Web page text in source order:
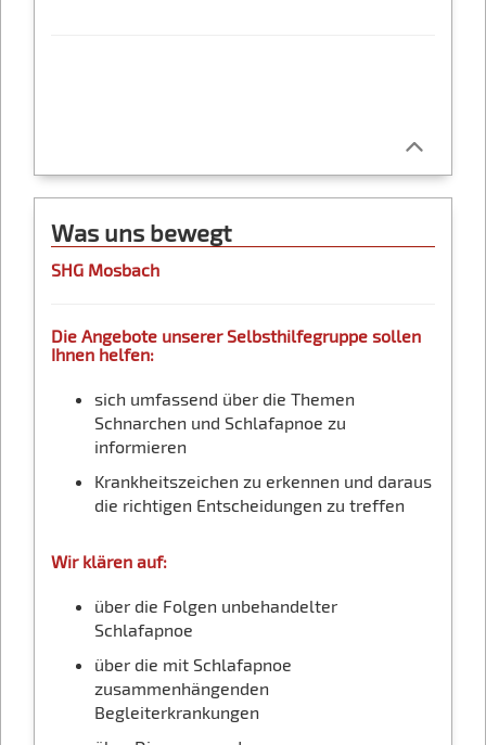
Was uns bewegt
SHG Mosbach
Die Angebote unserer Selbsthilfegruppe sollen
Ihnen helfen:
sich umfassend über die Themen
Schnarchen und Schlafapnoe zu
informieren
Krankheitszeichen zu erkennen und daraus
die richtigen Entscheidungen zu treffen
Wir klären auf:
über die Folgen unbehandelter
Schlafapnoe
über die mit Schlafapnoe
zusammenhängenden
Begleiterkrankungen